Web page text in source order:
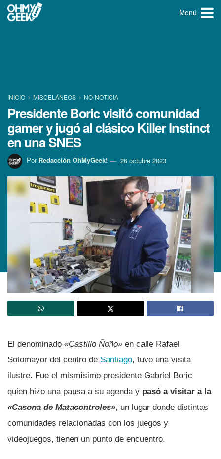
Menú
INICIO MISCELÁNEOS NO-NOTICIA
Presidente Boric visitó comunidad
gamer y jugó al clásico Killer Instinct
en una SNES
Por Redacción OhMyGeek! 26 octubre 2023
El denominado «Castillo Ñoño» en calle Rafael
Sotomayor del centro de Santiago, tuvo una visita
ilustre. Fue el mismísimo presidente Gabriel Boric
quien hizo una pausa a su agenda y pasó a visitar a la
«Casona de Matacontroles», un lugar donde distintas
comunidades relacionadas con los juegos y
videojuegos, tienen un punto de encuentro.